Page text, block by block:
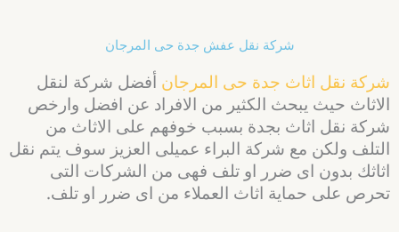
شركة نقل عفش جدة حى المرجان
شركة نقل اثاث جدة حى المرجانأفضل شركة لنقل
الاثاث حيث يبحث الكثير من الافراد عن افضل وارخص
شركة نقل اثاث بجدة بسبب خوفهم على الاثاث من
التلف ولكن مع شركة البراء عميلى العزيز سوف يتم نقل
اثاثك بدون اى ضرر او تلف فهى من الشركات التى
تحرص على حماية اثاث العملاء من اى ضرر او تلف.